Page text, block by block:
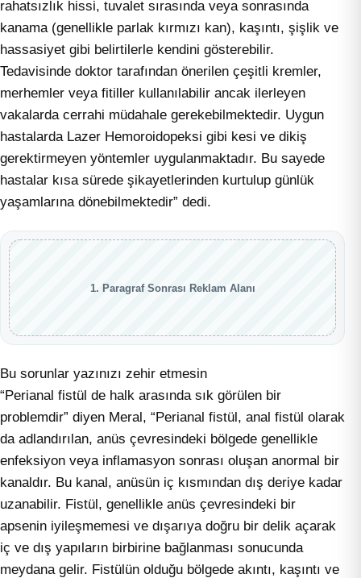
rahatsızlık hissi, tuvalet sırasında veya sonrasında
kanama (genellikle parlak kırmızı kan), kaşıntı, şişlik ve
hassasiyet gibi belirtilerle kendini gösterebilir.
Tedavisinde doktor tarafından önerilen çeşitli kremler,
merhemler veya fitiller kullanılabilir ancak ilerleyen
vakalarda cerrahi müdahale gerekebilmektedir. Uygun
hastalarda Lazer Hemoroidopeksi gibi kesi ve dikiş
gerektirmeyen yöntemler uygulanmaktadır. Bu sayede
hastalar kısa sürede şikayetlerinden kurtulup günlük
yaşamlarına dönebilmektedir” dedi.
1. Paragraf Sonrası Reklam Alanı
Bu sorunlar yazınızı zehir etmesin
“Perianal fistül de halk arasında sık görülen bir
problemdir” diyen Meral, “Perianal fistül, anal fistül olarak
da adlandırılan, anüs çevresindeki bölgede genellikle
enfeksiyon veya inflamasyon sonrası oluşan anormal bir
kanaldır. Bu kanal, anüsün iç kısmından dış deriye kadar
uzanabilir. Fistül, genellikle anüs çevresindeki bir
apsenin iyileşmemesi ve dışarıya doğru bir delik açarak
iç ve dış yapıların birbirine bağlanması sonucunda
meydana gelir. Fistülün olduğu bölgede akıntı, kaşıntı ve